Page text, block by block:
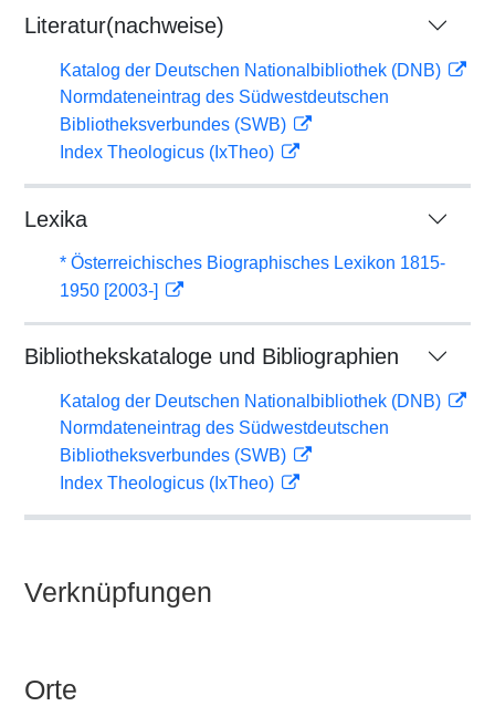
Literatur(nachweise)
Katalog der Deutschen Nationalbibliothek (DNB)
Normdateneintrag des Südwestdeutschen
Bibliotheksverbundes (SWB)
Index Theologicus (IxTheo)
Lexika
* Österreichisches Biographisches Lexikon 1815-
1950 [2003-]
Bibliothekskataloge und Bibliographien
Katalog der Deutschen Nationalbibliothek (DNB)
Normdateneintrag des Südwestdeutschen
Bibliotheksverbundes (SWB)
Index Theologicus (IxTheo)
Verknüpfungen
Orte